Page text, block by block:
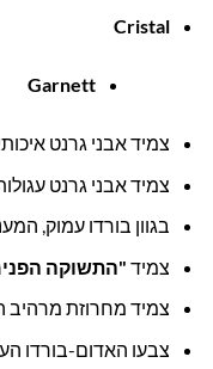
Cristal
Garnett
צמיד אבני גרנט
צמיד אבני גרנט
בגוון בורדו עמוק,
צמיד "התשוקה
צמיד מחרוזת מרהיב
צבעו האדום-בורדו